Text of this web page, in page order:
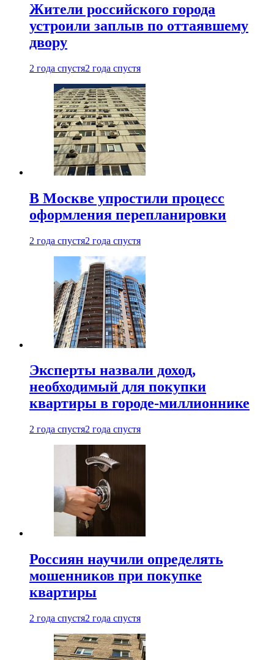
Жители российского города
устроили заплыв по оттаявшему
двору
2 года спустя2 года спустя
В Москве упростили процесс
оформления перепланировки
2 года спустя2 года спустя
Эксперты назвали доход,
необходимый для покупки
квартиры в городе-миллионнике
2 года спустя2 года спустя
Россиян научили определять
мошенников при покупке
квартиры
2 года спустя2 года спустя